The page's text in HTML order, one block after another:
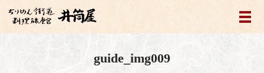
メ
guide_img009